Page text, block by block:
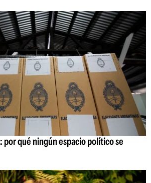
por qué ningún espacio político se